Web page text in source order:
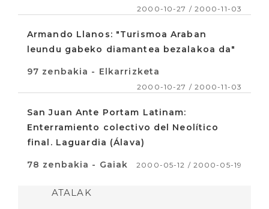
2000-10-27 / 2000-11-03
Armando Llanos: "Turismoa Araban
leundu gabeko diamantea bezalakoa da"
97 zenbakia - Elkarrizketa
2000-10-27 / 2000-11-03
San Juan Ante Portam Latinam:
Enterramiento colectivo del Neolítico
final. Laguardia (Álava)
78 zenbakia - Gaiak 2000-05-12 / 2000-05-19
ATALAK